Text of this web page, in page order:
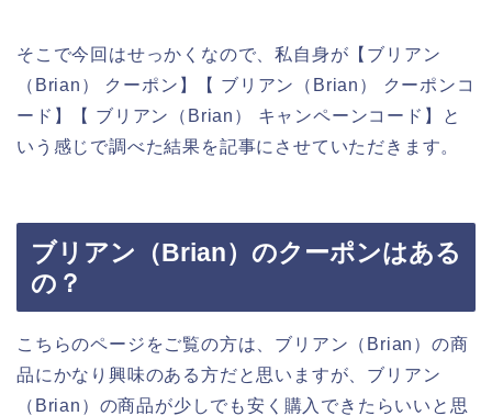
そこで今回はせっかくなので、私自身が【ブリアン
（Brian） クーポン】【 ブリアン（Brian） クーポンコ
ード】【 ブリアン（Brian） キャンペーンコード】と
いう感じで調べた結果を記事にさせていただきます。
ブリアン（Brian）のクーポンはある
の？
こちらのページをご覧の方は、ブリアン（Brian）の商
品にかなり興味のある方だと思いますが、ブリアン
（Brian）の商品が少しでも安く購入できたらいいと思